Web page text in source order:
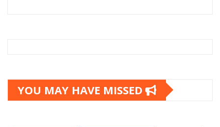
YOU MAY HAVE MISSED